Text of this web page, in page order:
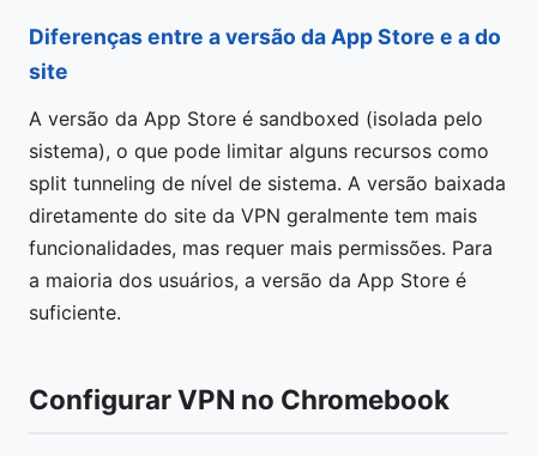
Diferenças entre a versão da App Store e a do
site
A versão da App Store é sandboxed (isolada pelo
sistema), o que pode limitar alguns recursos como
split tunneling de nível de sistema. A versão baixada
diretamente do site da VPN geralmente tem mais
funcionalidades, mas requer mais permissões. Para
a maioria dos usuários, a versão da App Store é
suficiente.
Configurar VPN no Chromebook